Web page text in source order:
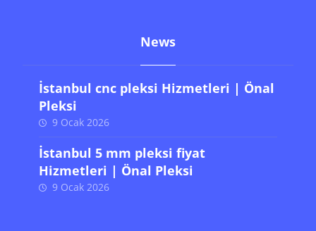
News
İstanbul cnc pleksi Hizmetleri | Önal
Pleksi
9 Ocak 2026
İstanbul 5 mm pleksi fiyat
Hizmetleri | Önal Pleksi
9 Ocak 2026